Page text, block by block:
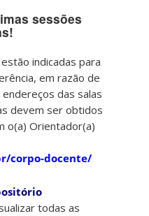
sessões
indicadas para
em razão de
das salas
devem ser obtidos
o(a) Orientador(a)
corpo-docente/
todas as